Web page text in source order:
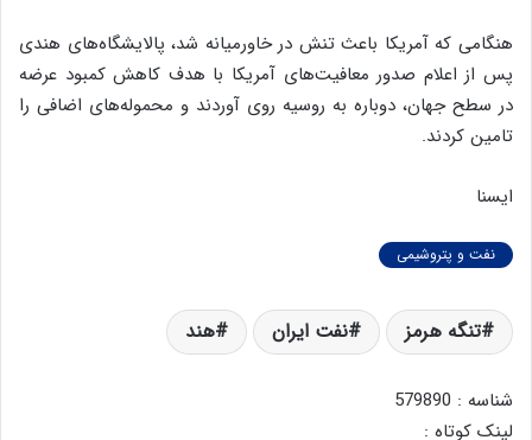
هنگامی که آمریکا باعث تنش در خاورمیانه شد، پالایشگاه‌های هندی
پس از اعلام صدور معافیت‌های آمریکا با هدف کاهش کمبود عرضه
در سطح جهان، دوباره به روسیه روی آوردند و محموله‌های اضافی را
تامین کردند.
ایسنا
نفت و پتروشیمی
تنگه هرمز نفت ایران هند
شناسه : 579890
لینک کوتاه :